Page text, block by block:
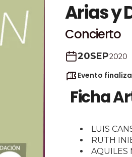
Arias y
Concierto
20SEP2020
Evento
Ficha
LUIS
RUTH
AQUILES